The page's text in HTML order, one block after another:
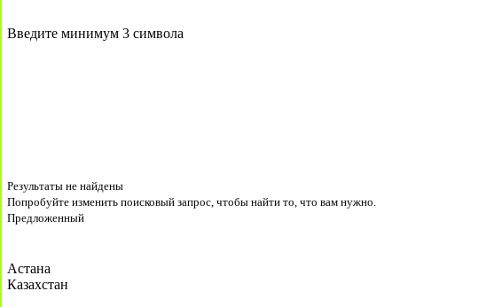
Введите минимум 3 символа
Результаты не найдены
Попробуйте изменить поисковый запрос, чтобы найти то, что вам нужно.
Предложенный
Астана
Казахстан